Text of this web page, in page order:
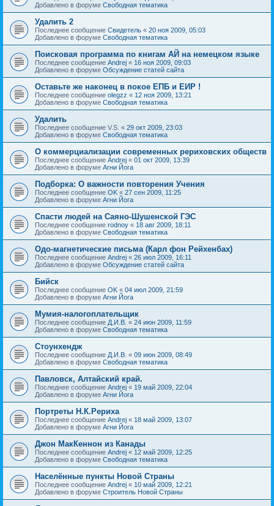
Добавлено в форуме Свободная тематика
Удалить 2
Последнее сообщение Свидетель « 20 ноя 2009, 05:03
Добавлено в форуме Свободная тематика
Поисковая программа по книгам АЙ на немецком языке
Последнее сообщение Andrej « 16 ноя 2009, 09:03
Добавлено в форуме Обсуждение статей сайта
Оставьте же наконец в покое ЕПБ и ЕИР !
Последнее сообщение olegzz « 12 ноя 2009, 13:21
Добавлено в форуме Свободная тематика
Удалить
Последнее сообщение V.S. « 29 окт 2009, 23:03
Добавлено в форуме Свободная тематика
О коммерциализации современных рериховских обществ
Последнее сообщение Andrej « 01 окт 2009, 13:39
Добавлено в форуме Агни Йога
Подборка: О важности повторения Учения
Последнее сообщение OK « 27 сен 2009, 11:25
Добавлено в форуме Агни Йога
Спасти людей на Саяно-Шушенской ГЭС
Последнее сообщение rodnoy « 18 авг 2009, 18:11
Добавлено в форуме Свободная тематика
Одо-магнетические письма (Карл фон Рейхенбах)
Последнее сообщение Andrej « 26 июл 2009, 16:11
Добавлено в форуме Обсуждение статей сайта
Бийск
Последнее сообщение OK « 04 июл 2009, 21:59
Добавлено в форуме Агни Йога
Мумия-налогоплательщик
Последнее сообщение Д.И.В. « 24 июн 2009, 11:59
Добавлено в форуме Свободная тематика
Стоунхендж
Последнее сообщение Д.И.В. « 09 июн 2009, 08:49
Добавлено в форуме Свободная тематика
Павловск, Алтайский край.
Последнее сообщение Andrej « 19 май 2009, 22:04
Добавлено в форуме Агни Йога
Портреты Н.К.Рериха
Последнее сообщение Andrej « 18 май 2009, 13:07
Добавлено в форуме Агни Йога
Джон МакКеннон из Канады
Последнее сообщение Andrej « 12 май 2009, 12:25
Добавлено в форуме Свободная тематика
Населённые пункты Новой Страны
Последнее сообщение Andrej « 10 май 2009, 12:21
Добавлено в форуме Строитель Новой Страны